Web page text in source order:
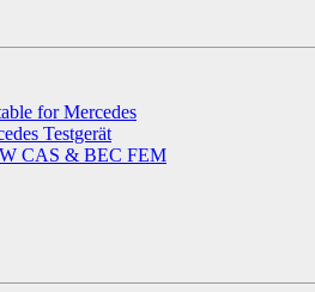
for Mercedes
Testgerät
CAS & BEC FEM